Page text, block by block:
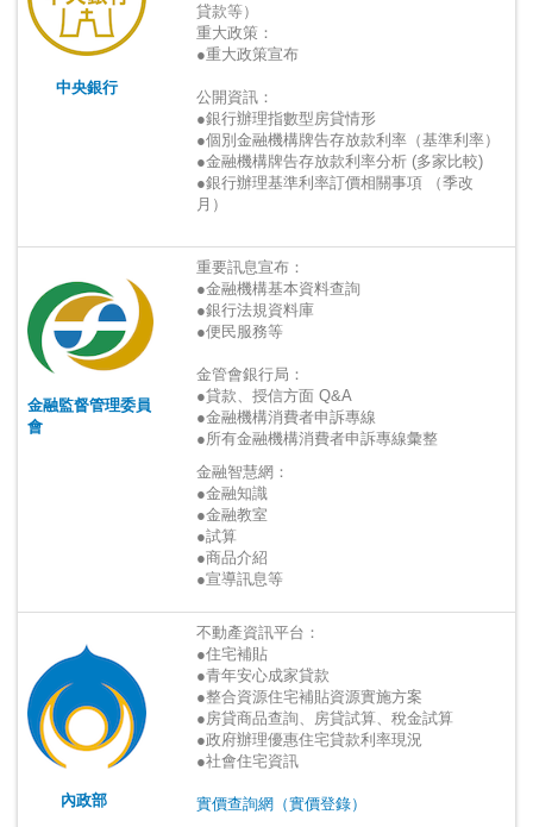
中央銀行
貸款等）
重大政策：
●重大政策宣布
公開資訊：
●銀行辦理指數型房貸情形
●個別金融機構牌告存放款利率（基準利率）
●金融機構牌告存放款利率分析 (多家比較)
●銀行辦理基準利率訂價相關事項 （季改
月）
金融監督管理委員
會
重要訊息宣布：
●金融機構基本資料查詢
●銀行法規資料庫
●便民服務等
金管會銀行局：
●貸款、授信方面 Q&A
●金融機構消費者申訴專線
●所有金融機構消費者申訴專線彙整
金融智慧網：
●金融知識
●金融教室
●試算
●商品介紹
●宣導訊息等
內政部
不動產資訊平台：
●住宅補貼
●青年安心成家貸款
●整合資源住宅補貼資源實施方案
● 房貸商品查詢、房貸試算、稅金試算
●政府辦理優惠住宅貸款利率現況
●社會住宅資訊
實價查詢網（實價登錄）